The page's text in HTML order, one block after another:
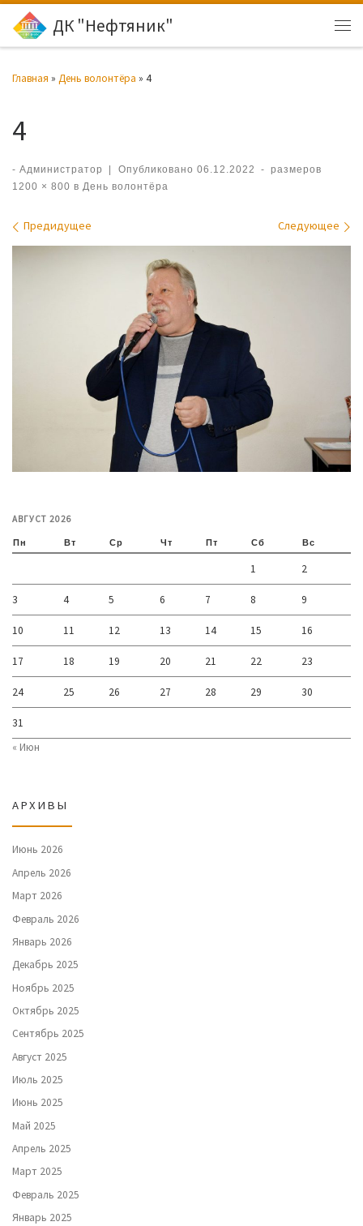
Перейти к содержимому
ДК "Нефтяник"
Главная » День волонтёра » 4
4
- Администратор | Опубликовано 06.12.2022 -
размеров
1200 × 800 в День волонтёра
Навигация по изображениям
Предидущее Следующее
АВГУСТ 2026
Пн Вт Ср Чт Пт Сб Вс
1 2
3 4 5 6 7 8 9
10 11 12 13 14 15 16
17 18 19 20 21 22 23
24 25 26 27 28 29 30
31
« Июн
АРХИВЫ
Июнь 2026
Апрель 2026
Март 2026
Февраль 2026
Январь 2026
Декабрь 2025
Ноябрь 2025
Октябрь 2025
Сентябрь 2025
Август 2025
Июль 2025
Июнь 2025
Май 2025
Апрель 2025
Март 2025
Февраль 2025
Январь 2025